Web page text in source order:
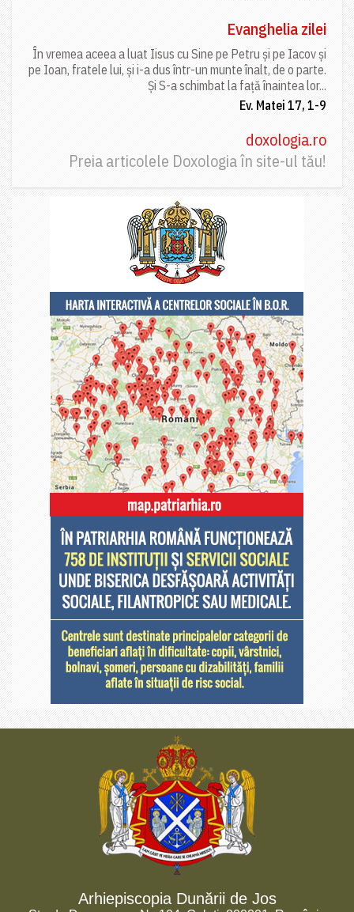
Evanghelia zilei
În vremea aceea a luat Iisus cu Sine pe Petru și pe Iacov și
pe Ioan, fratele lui, și i-a dus într-un munte înalt, de o parte.
Și S-a schimbat la față înaintea lor...
Ev. Matei 17, 1-9
doxologia.ro
Preia articolele Doxologia în site-ul tău!
Arhiepiscopia Dunării de Jos